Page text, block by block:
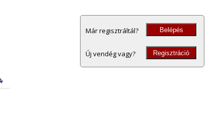
Már regisztráltál? Belépés
Új vendég vagy? Regisztráció